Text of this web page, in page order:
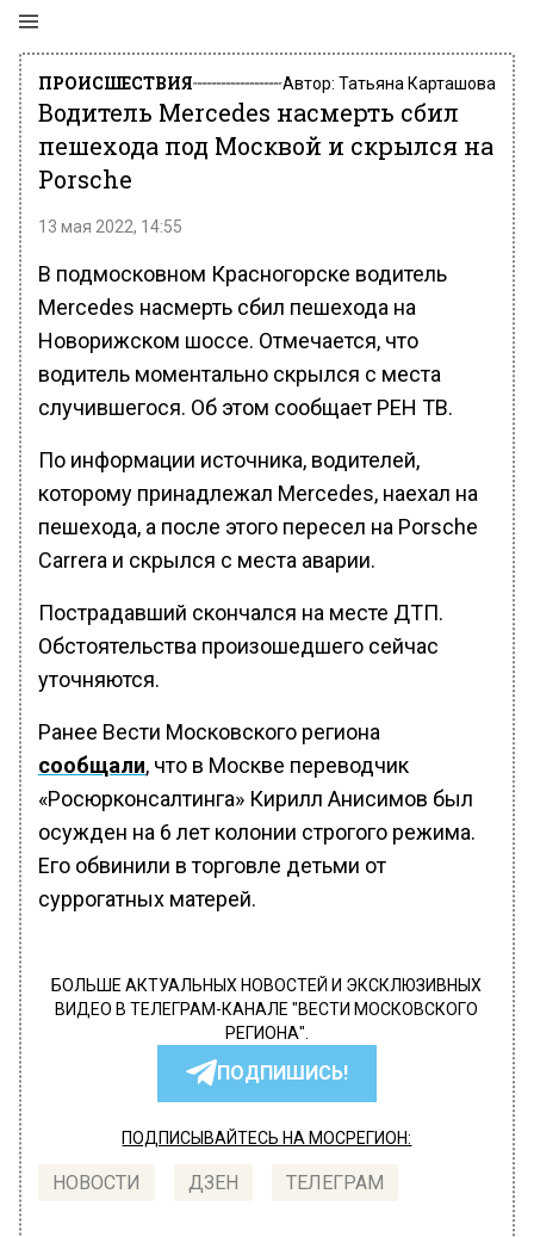
ПРОИСШЕСТВИЯ Автор: Татьяна Карташова
Водитель Mercedes насмерть сбил
пешехода под Москвой и скрылся на
Porsche
13 мая 2022, 14:55
В подмосковном Красногорске водитель
Mercedes насмерть сбил пешехода на
Новорижском шоссе. Отмечается, что
водитель моментально скрылся с места
случившегося. Об этом сообщает РЕН ТВ.
По информации источника, водителей,
которому принадлежал Mercedes, наехал на
пешехода, а после этого пересел на Porsche
Carrera и скрылся с места аварии.
Пострадавший скончался на месте ДТП.
Обстоятельства произошедшего сейчас
уточняются.
Ранее Вести Московского региона
сообщали, что в Москве переводчик
«Росюрконсалтинга» Кирилл Анисимов был
осужден на 6 лет колонии строгого режима.
Его обвинили в торговле детьми от
суррогатных матерей.
БОЛЬШЕ АКТУАЛЬНЫХ НОВОСТЕЙ И ЭКСКЛЮЗИВНЫХ
ВИДЕО В ТЕЛЕГРАМ-КАНАЛЕ "ВЕСТИ МОСКОВСКОГО
РЕГИОНА".
ПОДПИШИСЬ!
ПОДПИСЫВАЙТЕСЬ НА МОСРЕГИОН:
НОВОСТИ ДЗЕН ТЕЛЕГРАМ